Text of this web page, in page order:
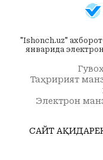
"Ishonch.uz"
январида
Таҳририят
Электрон
САЙТ ҲАҚИДА